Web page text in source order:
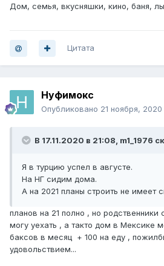
Дом, семья, вкусняшки, кино, баня,
Цитата
Нуфимокс
Опубликовано 21 ноября, 2020
В 17.11.2020 в 21:08, m1_1976
Я в турцию успел в августе.
На НГ сидим дома.
А на 2021 планы строить не имеет
планов на 21 полно , но родственники
могу уехать , а такто дом в Мексике
баксов в месяц + 100 на еду ,
удовольствием...